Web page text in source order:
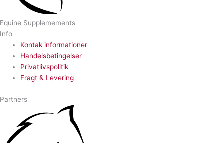
Equine Supplemements
Info
Kontak informationer
Handelsbetingelser
Privatlivspolitik
Fragt & Levering
Partners